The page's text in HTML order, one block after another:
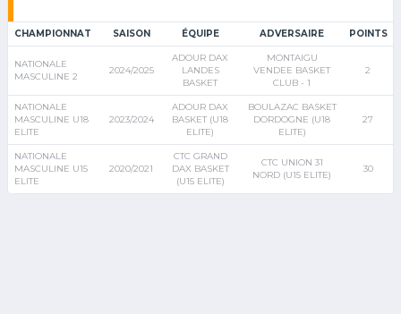
CHAMPIONNAT SAISON ÉQUIPE ADVERSAIRE POINTS
NATIONALE
MASCULINE 2
2024/2025
ADOUR DAX
LANDES
BASKET
MONTAIGU
VENDEE BASKET
CLUB - 1
2
NATIONALE
MASCULINE U18
ELITE
2023/2024
ADOUR DAX
BASKET (U18
ELITE)
BOULAZAC BASKET
DORDOGNE (U18
ELITE)
27
NATIONALE
MASCULINE U15
ELITE
2020/2021
CTC GRAND
DAX BASKET
(U15 ELITE)
CTC UNION 31
NORD (U15 ELITE)
30